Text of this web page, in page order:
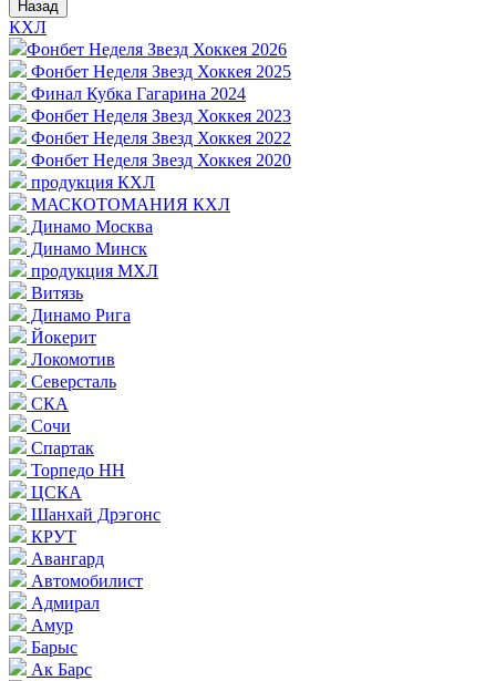
Назад
КХЛ
Фонбет Неделя Звезд Хоккея 2026
Фонбет Неделя Звезд Хоккея 2025
Финал Кубка Гагарина 2024
Фонбет Неделя Звезд Хоккея 2023
Фонбет Неделя Звезд Хоккея 2022
Фонбет Неделя Звезд Хоккея 2020
продукция КХЛ
МАСКОТОМАНИЯ КХЛ
Динамо Москва
Динамо Минск
продукция МХЛ
Витязь
Динамо Рига
Йокерит
Локомотив
Северсталь
СКА
Сочи
Спартак
Торпедо НН
ЦСКА
Шанхай Дрэгонс
КРУТ
Авангард
Автомобилист
Адмирал
Амур
Барыс
Ак Барс